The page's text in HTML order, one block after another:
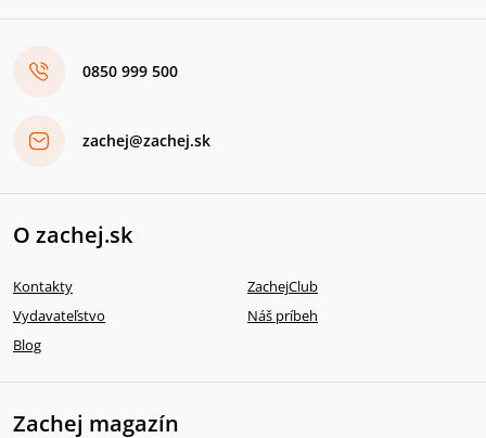
0850 999 500
zachej@zachej.sk
O zachej.sk
Kontakty
ZachejClub
Vydavateľstvo
Náš príbeh
Blog
Zachej magazín